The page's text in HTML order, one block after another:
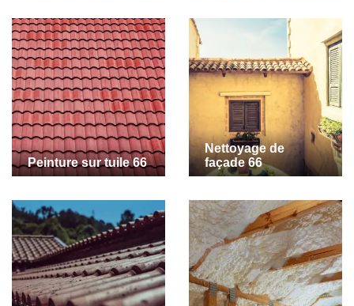
Peinture sur tuile 66
Nettoyage de
façade 66